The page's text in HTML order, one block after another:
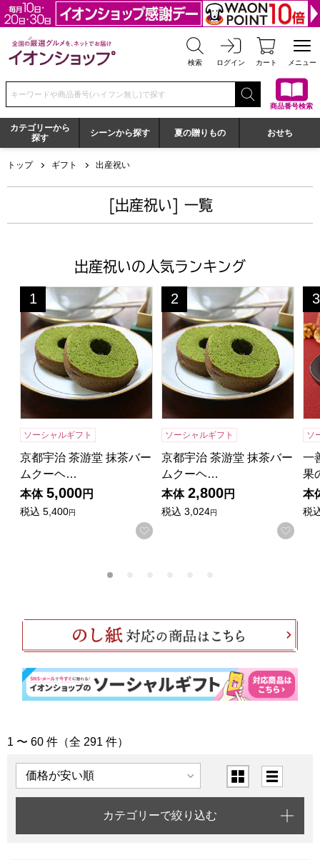
全国の厳選グルメを、ネットでお届け イオンショップ
検索 ログイン カート メニュー
検索キーワードまたは商品番号を入力してください
商品番号検索
カテゴリーから
探す
シーンから探す 夏の贈りもの おせち
トップ ギフト 出産祝い
[出産祝い] 一覧
出産祝いの人気ランキング
京都宇治 茶游堂 抹茶バームクーヘン 10個入【年間ギフト
1
位
ソーシャルギフト
京都宇治 茶游堂 抹茶バー
ムクーヘ…
本体 5,000円
税込 5,400円
お気に入りに登録する
京都宇治 茶游堂 抹茶バーム
2
位
ソーシャルギフト
京都宇治 茶游堂 抹茶バー
ムクーヘ…
本体 2,800円
税込 3,024円
お気
3
位
ソ
一
果
本
税
「出産祝い」の商品一覧
1 〜 60 件（全 291 件）
表示順 表示切替
カテゴリーで絞り込む